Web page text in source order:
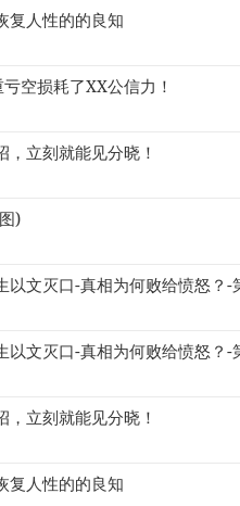
复人性的的良知
空损耗了XX公信力！
立刻就能见分晓！
)
以文灭口-真相为何败给愤怒？-
以文灭口-真相为何败给愤怒？-
立刻就能见分晓！
复人性的的良知